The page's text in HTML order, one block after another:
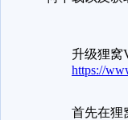
升级狸窝
https://
首先在狸窝